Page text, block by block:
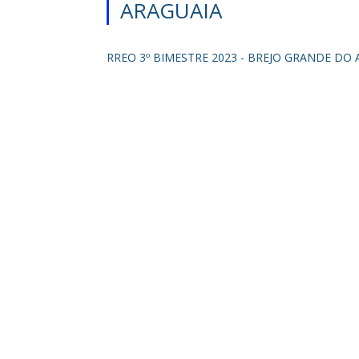
ARAGUAIA
RREO 3º BIMESTRE 2023 - BREJO GRANDE DO